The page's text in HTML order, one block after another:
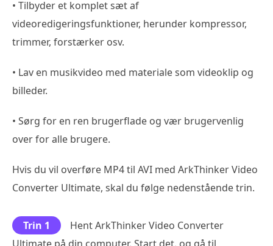
• Tilbyder et komplet sæt af
videoredigeringsfunktioner, herunder kompressor,
trimmer, forstærker osv.
• Lav en musikvideo med materiale som videoklip og
billeder.
• Sørg for en ren brugerflade og vær brugervenlig
over for alle brugere.
Hvis du vil overføre MP4 til AVI med ArkThinker Video
Converter Ultimate, skal du følge nedenstående trin.
Trin 1
Hent ArkThinker Video Converter
Ultimate på din computer. Start det, og gå til